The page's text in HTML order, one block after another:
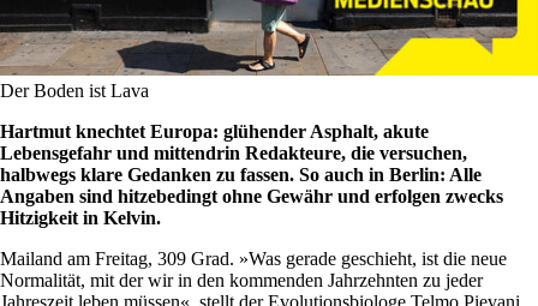
Der Boden ist Lava
Hartmut knechtet Europa: glühender Asphalt, akute
Lebensgefahr und mittendrin Redakteure, die versuchen,
halbwegs klare Gedanken zu fassen. So auch in Berlin: Alle
Angaben sind hitzebedingt ohne Gewähr und erfolgen zwecks
Hitzigkeit in Kelvin.
Mailand am Freitag, 309 Grad. »Was gerade geschieht, ist die neue
Normalität, mit der wir in den kommenden Jahrzehnten zu jeder
Jahreszeit leben müssen«, stellt der Evolutionsbiologe Telmo Pievani